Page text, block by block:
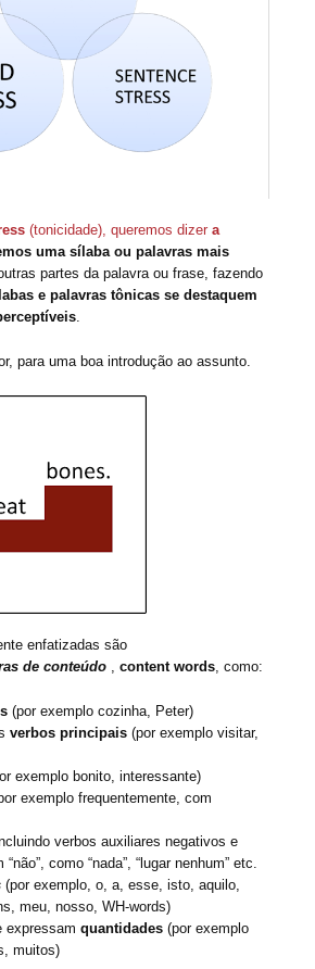
(tonicidade), queremos dizera
uma sílaba ou palavras mais
partes da palavra ou frase, fazendo
e palavras tônicas se destaquem
para uma boa introdução ao assunto.
enfatizadas são
de conteúdo ,content words , como:
(por exemplo cozinha, Peter)
verbos principais (por exemplo visitar,
exemplo bonito, interessante)
exemplo frequentemente, com
verbos auxiliares negativos e
como “nada”, “lugar nenhum” etc.
(por exemplo, o, a, esse, isto, aquilo,
meu, nosso, WH-words)
expressamquantidades (por exemplo
muitos)